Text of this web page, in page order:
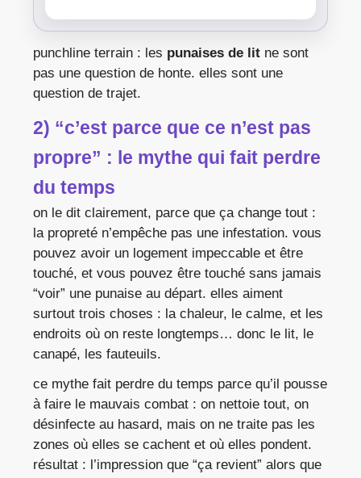
punchline terrain : les punaises de lit ne sont
pas une question de honte. elles sont une
question de trajet.
2) “c’est parce que ce n’est pas
propre” : le mythe qui fait perdre
du temps
on le dit clairement, parce que ça change tout :
la propreté n’empêche pas une infestation. vous
pouvez avoir un logement impeccable et être
touché, et vous pouvez être touché sans jamais
“voir” une punaise au départ. elles aiment
surtout trois choses : la chaleur, le calme, et les
endroits où on reste longtemps… donc le lit, le
canapé, les fauteuils.
ce mythe fait perdre du temps parce qu’il pousse
à faire le mauvais combat : on nettoie tout, on
désinfecte au hasard, mais on ne traite pas les
zones où elles se cachent et où elles pondent.
résultat : l’impression que “ça revient” alors que